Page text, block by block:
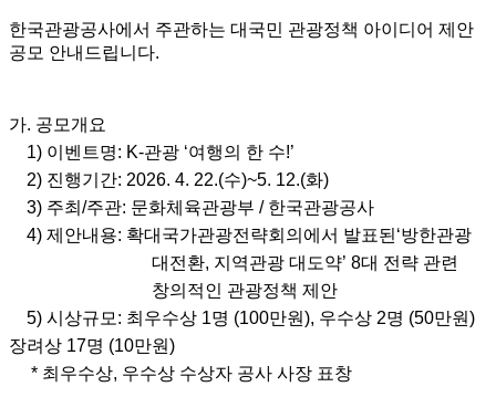
한국관광공사에서 주관하는 대국민 관광정책 아이디어 제안
공모 안내드립니다.
가. 공모개요
1) 이벤트명: K-관광 ‘여행의 한 수!’
2) 진행기간: 2026. 4. 22.(수)~5. 12.(화)
3) 주최/주관: 문화체육관광부 / 한국관광공사
4) 제안내용: 확대국가관광전략회의에서 발표된‘방한관광
대전환, 지역관광 대도약’ 8대 전략 관련
창의적인 관광정책 제안
5) 시상규모: 최우수상 1명 (100만원), 우수상 2명 (50만원)
장려상 17명 (10만원)
* 최우수상, 우수상 수상자 공사 사장 표창